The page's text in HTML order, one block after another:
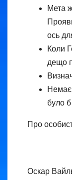
Мета
ось
Коли
дещо
Немає
було б
Про
Оскар